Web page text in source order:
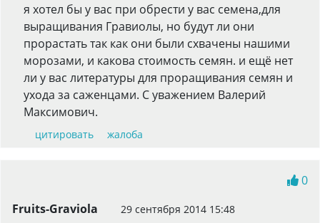
я хотел бы у вас при обрести у вас семена,для
выращивания Гравиолы, но будут ли они
прорастать так как они были схвачены нашими
морозами, и какова стоимость семян. и ещё нет
ли у вас литературы для проращивания семян и
ухода за саженцами. С уважением Валерий
Максимович.
цитировать жалоба
0
Fruits-Graviola
29 сентября 2014 15:48